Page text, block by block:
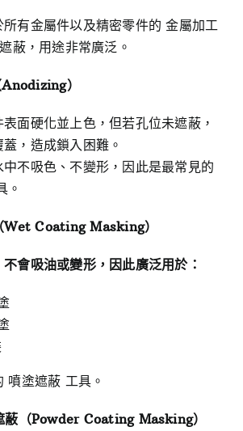
有金屬件以及精密零件的 金屬加工
蔽，用途非常廣泛。
Anodizing）
面硬化並上色，但若孔位未遮蔽，
，造成鎖入困難。
不吸色、不變形，因此是最常見的
。
Wet Coating Masking）
會吸油或變形，因此廣泛用於：
噴塗遮蔽 工具。
蔽（Powder Coating Masking）